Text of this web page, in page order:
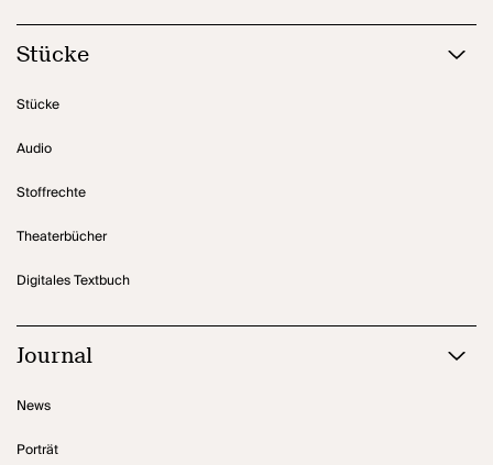
Stücke
Stücke
Audio
Stoffrechte
Theaterbücher
Digitales Textbuch
Journal
News
Porträt